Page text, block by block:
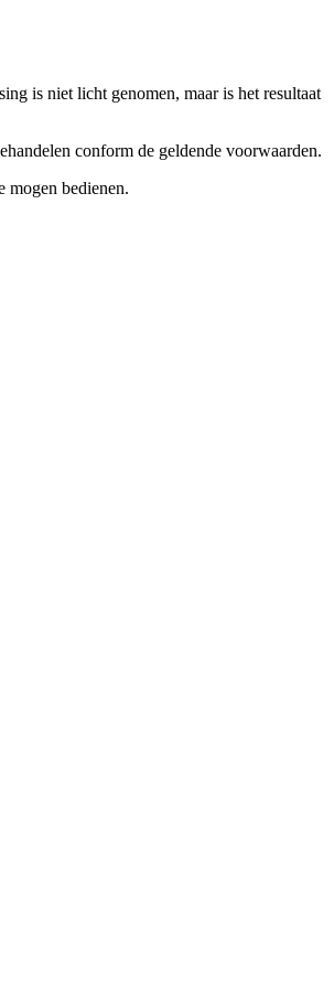
is niet licht genomen, maar is het resultaat
conform de geldende voorwaarden.
mogen bedienen.